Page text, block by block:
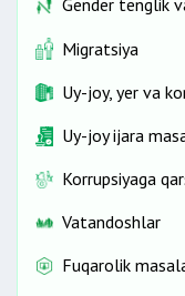
Gender tenglik
Migratsiya
Uy-joy, yer va
Uy-joy ijara
Korrupsiyaga
Vatandoshlar
Fuqarolik